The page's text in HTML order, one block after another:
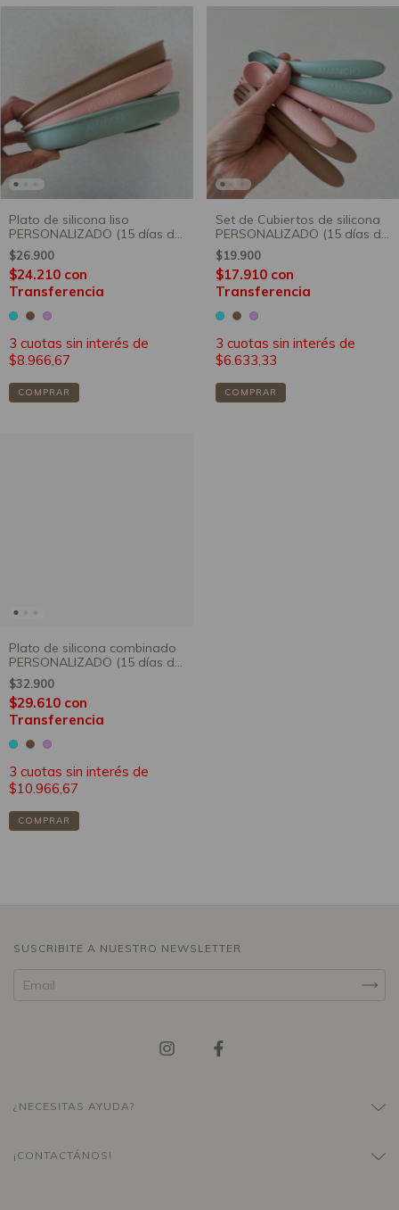
Plato de silicona liso
PERSONALIZADO (15 días de
producción)
$26.900
$24.210 con
Transferencia
3 cuotas sin interés de
$8.966,67
COMPRAR
Set de Cubiertos de silicona
PERSONALIZADO (15 días de
producción)
$19.900
$17.910 con
Transferencia
3 cuotas sin interés de
$6.633,33
COMPRAR
Plato de silicona combinado
PERSONALIZADO (15 días de
producción)
$32.900
$29.610 con
Transferencia
3 cuotas sin interés de
$10.966,67
COMPRAR
SUSCRIBITE A NUESTRO NEWSLETTER
¿NECESITAS AYUDA?
¡CONTACTÁNOS!